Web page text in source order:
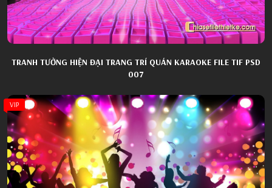
TRANH TƯỜNG HIỆN ĐẠI TRANG TRÍ QUÁN KARAOKE FILE TIF PSD
007
VIP